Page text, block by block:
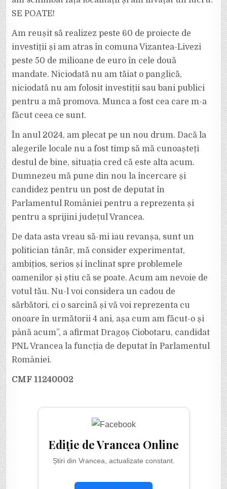
SE POATE!
Am reușit să realizez peste 60 de proiecte de
investiții și am atras în comuna Vizantea-Livezi
peste 50 de milioane de euro în cele două
mandate. Niciodată nu am tăiat o panglică,
niciodată nu am folosit investiții sau bani publici
pentru a mă promova. Munca a fost cea care m-a
făcut ceea ce sunt.
În anul 2024, am plecat pe un nou drum. Dacă la
alegerile locale nu a fost timp să mă cunoașteți
destul de bine, situația cred că este alta acum.
Dumnezeu mă pune din nou la încercare și
candidez pentru un post de deputat în
Parlamentul României pentru a reprezenta și
pentru a sprijini județul Vrancea.
De data asta vreau să-mi iau revanșa, sunt un
politician tânăr, mă consider experimentat,
ambițios, serios și înclinat spre problemele
oamenilor și știu că se poate. Acum am nevoie de
votul tău. Nu-l voi considera un cadou de
sărbători, ci o sarcină și vă voi reprezenta cu
onoare în următorii 4 ani, așa cum am făcut-o și
până acum”, a afirmat Dragoș Ciobotaru, candidat
PNL Vrancea la funcția de deputat în Parlamentul
României.
CMF 11240002
Ediție de Vrancea Online
Știri din Vrancea, actualizate constant.